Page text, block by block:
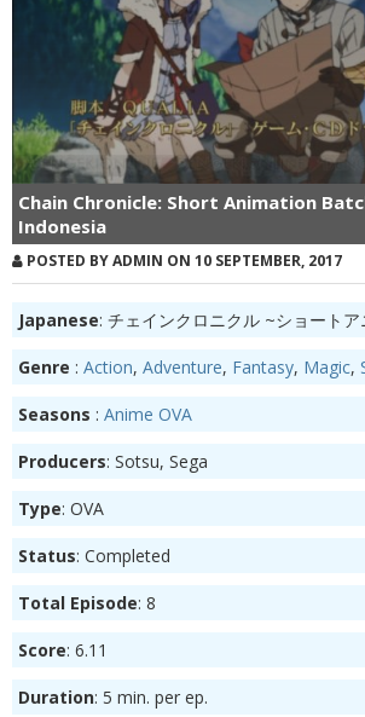
Chain Chronicle: Short Animation
Indonesia
POSTED BY ADMIN ON 10 SEPTEMBER, 2017
Japanese: チェインクロニクル ~ショートア
Genre : Action, Adventure, Fantasy, Magic,
Seasons : Anime OVA
Producers: Sotsu, Sega
Type: OVA
Status: Completed
Total Episode: 8
Score: 6.11
Duration: 5 min. per ep.